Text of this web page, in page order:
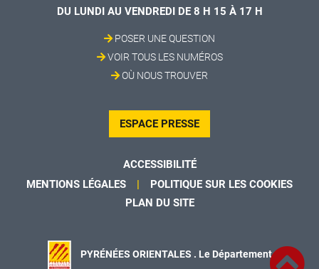
DU LUNDI AU VENDREDI DE 8 H 15 À 17 H
POSER UNE QUESTION
VOIR TOUS LES NUMÉROS
OÙ NOUS TROUVER
ESPACE PRESSE
ACCESSIBILITÉ
MENTIONS LÉGALES
POLITIQUE SUR LES COOKIES
PLAN DU SITE
PYRÉNÉES ORIENTALES . Le Département